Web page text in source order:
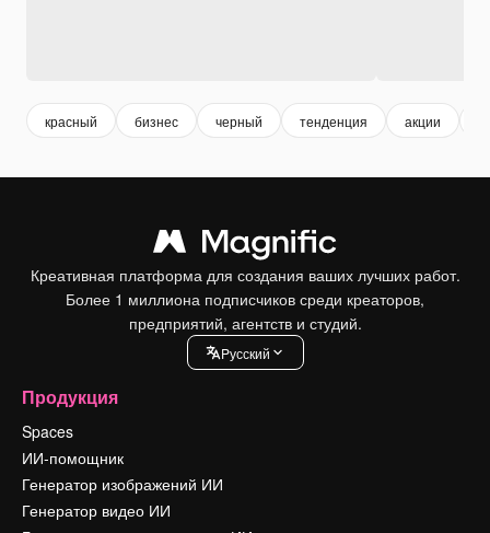
красный бизнес черный тенденция акции
Креативная платформа для создания ваших лучших работ.
Более 1 миллиона подписчиков среди креаторов,
предприятий, агентств и студий.
Pусский
Продукция
Spaces
ИИ-помощник
Генератор изображений ИИ
Генератор видео ИИ